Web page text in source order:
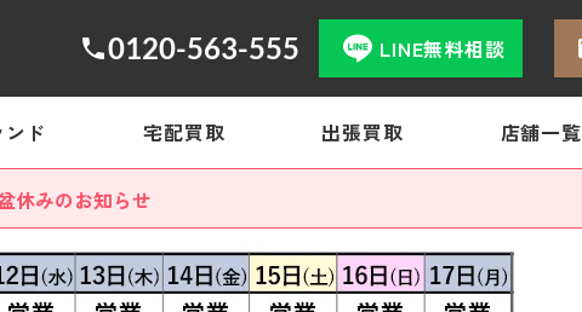
0120-563-555 LINE無料相談
ド 宅配買取 出張買取 店舗一覧
休みのお知らせ